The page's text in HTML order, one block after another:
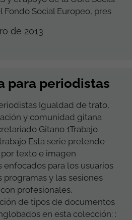
Fondo Social Europeo, pres
de 2013
para periodistas
Igualdad de trato,
y comunidad gitana
Gitano 1Trabajo
Esta serie pretende
texto e imagen
para los usuarios
programas y las sesiones
profesionales.
de tipos de documentos
en esta colección: :